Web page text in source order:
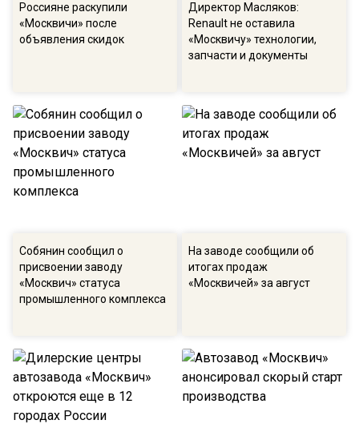
Россияне раскупили
«Москвичи» после
объявления скидок
Директор Масляков:
Renault не оставила
«Москвичу» технологии,
запчасти и документы
Собянин сообщил о
присвоении заводу
«Москвич» статуса
промышленного комплекса
На заводе сообщили об
итогах продаж
«Москвичей» за август